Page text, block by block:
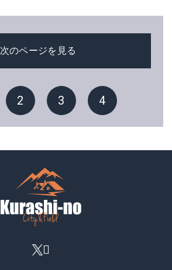
次のページを見る
2 3 4